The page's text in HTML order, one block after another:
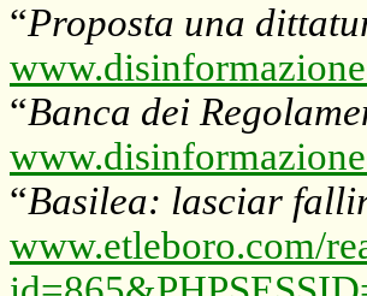
“Proposta una
“Banca dei
“Basilea: lasciar
www.etleboro.com/